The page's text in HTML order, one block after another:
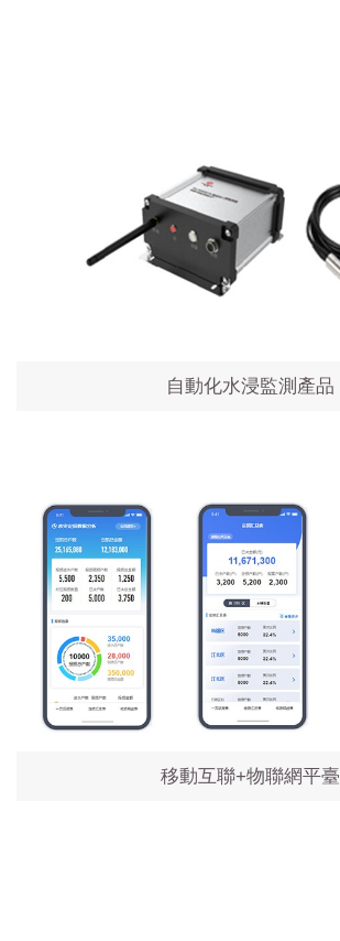
自動化水浸監測產品
移動互聯+物聯網平臺